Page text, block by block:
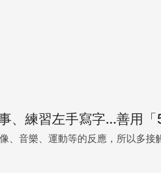
、練習左手寫字...善用
、音樂、運動等的反應，所以多